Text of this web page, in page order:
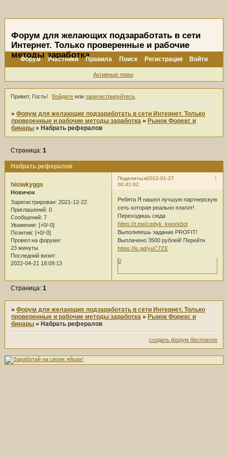
Форум для желающих подзаработать в сети
Интернет. Только проверенные и рабочие
методы заработка
Форум Участники Правила Поиск Регистрация Войти
Активные темы
Привет, Гость! Войдите илизарегистрируйтесь
»Форум для желающих подзаработать в сети Интернет. Только
проверенные и рабочие методы заработка » Рынок Форекс и
бинары » Набрать рефералов
Набрать рефералов
Страница:1
Поделиться 1
2022-01-27
00:41:02
hisiwkyggs
Новичок
Зарегистрирован: 2021-12-22
Приглашений: 0
Сообщений: 7
Уважение: [+0/-0]
Позитив: [+0/-0]
Провел на форуме:
23 минуты
Последний визит:
2022-04-21 18:09:13
Ребята Я нашел лучшую партнерскую
сеть которая реально платит!
Переходишь сюда
https://t.me/cedyk_kworkbot
Выполняешь задание PROFIT!
Выплачено 3500 рублей! Перейти
https://is.gd/yuC7ZE
0
Страница:1
»Форум для желающих подзаработать в сети Интернет. Только
проверенные и рабочие методы заработка » Рынок Форекс и
бинары » Набрать рефералов
создать форум бесплатно